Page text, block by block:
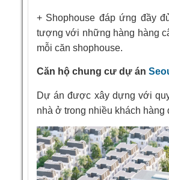
+ Shophouse đáp ứng đầy
tượng với những hàng hàng
mỗi căn shophouse.
Căn hộ chung cư dự án
Dự án được xây dựng với
nhà ở trong nhiều khách